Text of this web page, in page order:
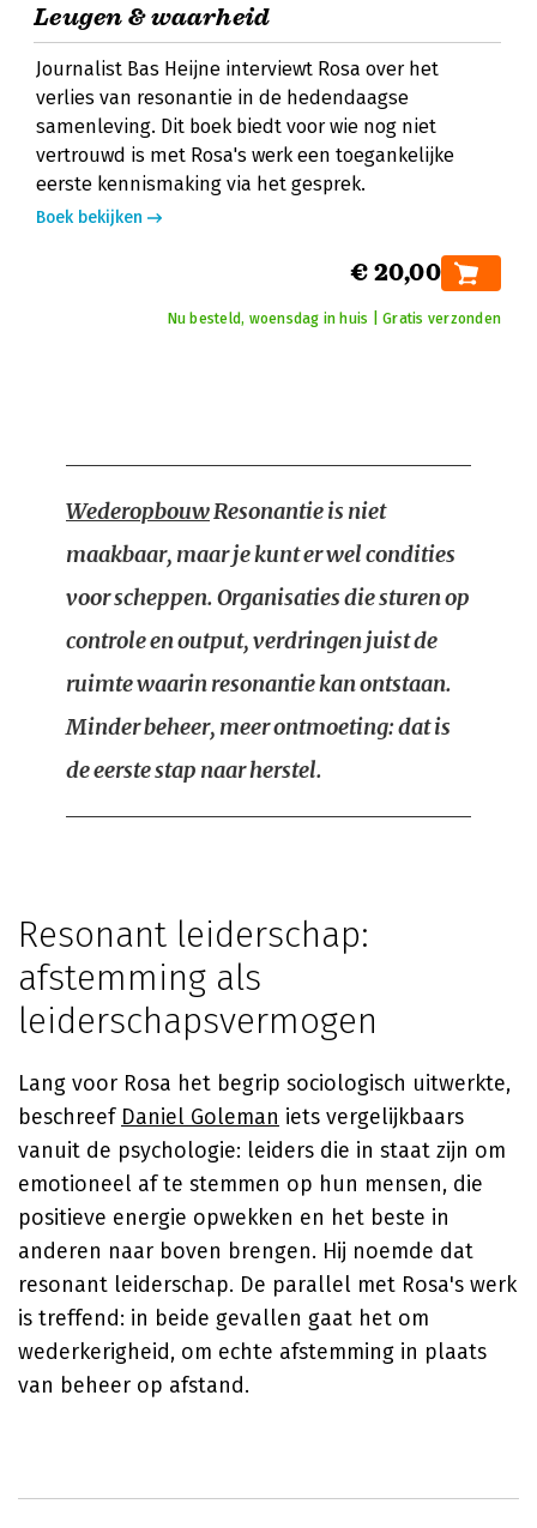
Leugen & waarheid
Journalist Bas Heijne interviewt Rosa over het
verlies van resonantie in de hedendaagse
samenleving. Dit boek biedt voor wie nog niet
vertrouwd is met Rosa's werk een toegankelijke
eerste kennismaking via het gesprek.
Boek bekijken
€ 20,00
Nu besteld, woensdag in huis | Gratis verzonden
WederopbouwResonantie is niet
maakbaar, maar je kunt er wel condities
voor scheppen. Organisaties die sturen op
controle en output, verdringen juist de
ruimte waarin resonantie kan ontstaan.
Minder beheer, meer ontmoeting: dat is
de eerste stap naar herstel.
Resonant leiderschap:
afstemming als
leiderschapsvermogen
Lang voor Rosa het begrip sociologisch uitwerkte,
beschreef Daniel Goleman iets vergelijkbaars
vanuit de psychologie: leiders die in staat zijn om
emotioneel af te stemmen op hun mensen, die
positieve energie opwekken en het beste in
anderen naar boven brengen. Hij noemde dat
resonant leiderschap. De parallel met Rosa's werk
is treffend: in beide gevallen gaat het om
wederkerigheid, om echte afstemming in plaats
van beheer op afstand.